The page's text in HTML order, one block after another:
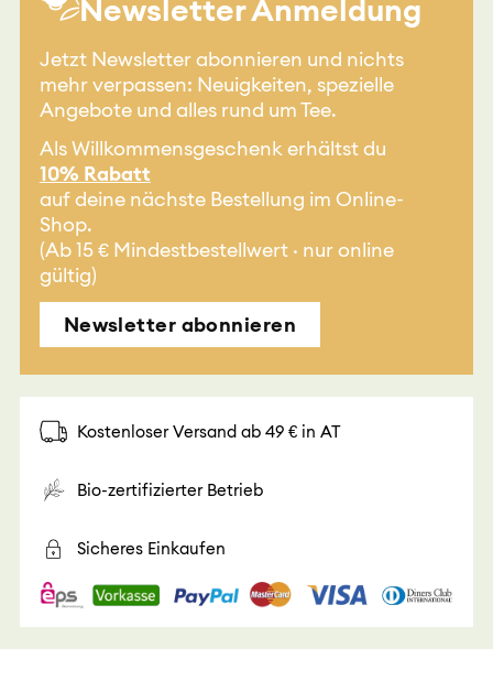
Newsletter Anmeldung
Jetzt Newsletter abonnieren und nichts
mehr verpassen: Neuigkeiten, spezielle
Angebote und alles rund um Tee.
Als Willkommensgeschenk erhältst du
10% Rabatt
auf deine nächste Bestellung im Online-
Shop.
(Ab 15 € Mindestbestellwert · nur online
gültig)
Newsletter abonnieren
Kostenloser Versand ab 49 € in AT
Bio-zertifizierter Betrieb
Sicheres Einkaufen